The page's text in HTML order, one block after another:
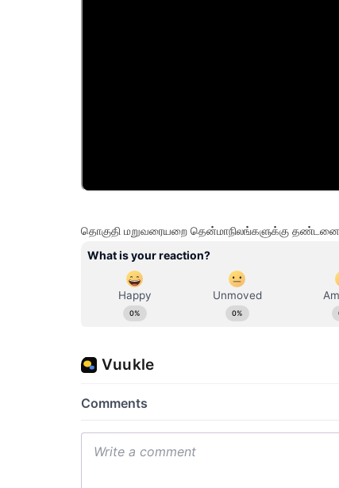
தொகுதி மறுவரையறை தென்மாநிலங்களுக்கு